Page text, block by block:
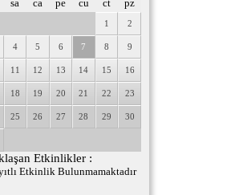
sa ca pe cu ct pz
1 2
4 5 6 7 8 9
11 12 13 14 15 16
18 19 20 21 22 23
25 26 27 28 29 30
Etkinlikler :
Etkinlik Bulunmamaktadır